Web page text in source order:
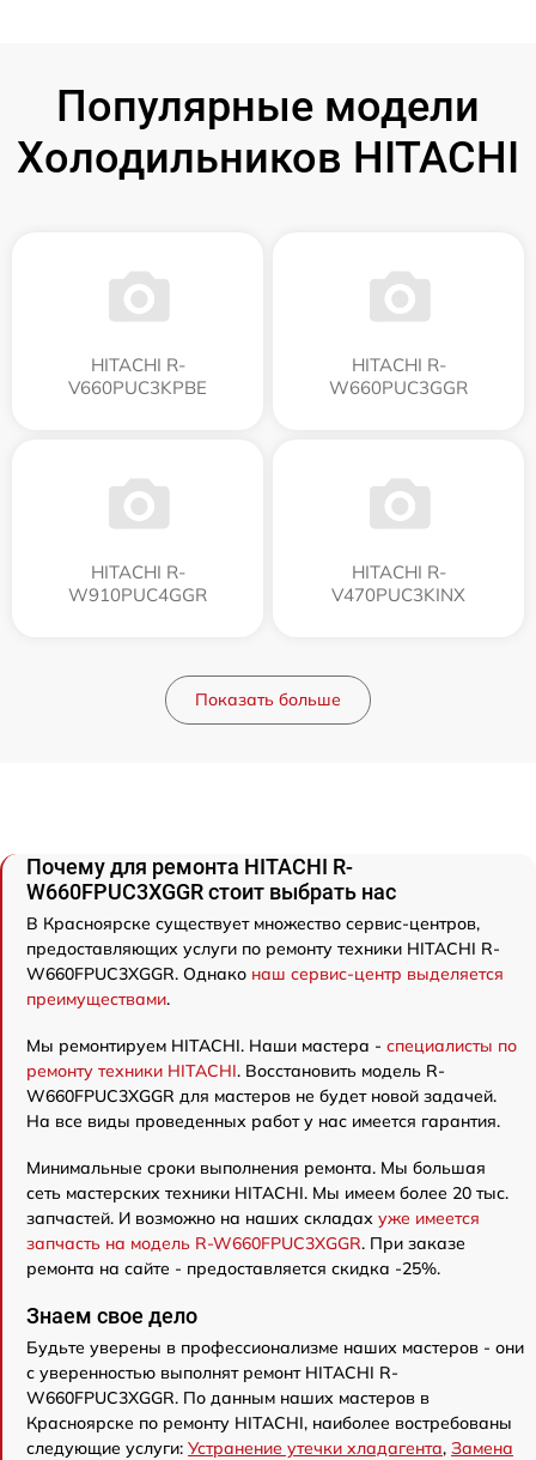
Популярные модели
Холодильников HITACHI
HITACHI R-
V660PUC3KPBE
HITACHI R-
W660PUC3GGR
HITACHI R-
W910PUC4GGR
HITACHI R-
V470PUC3KINX
Показать больше
Почему для ремонта HITACHI R-
W660FPUC3XGGR стоит выбрать нас
В Красноярске существует множество сервис-центров,
предоставляющих услуги по ремонту техники HITACHI R-
W660FPUC3XGGR. Однако наш сервис-центр выделяется
преимуществами.
Мы ремонтируем HITACHI. Наши мастера - специалисты по
ремонту техники HITACHI. Восстановить модель R-
W660FPUC3XGGR для мастеров не будет новой задачей.
На все виды проведенных работ у нас имеется гарантия.
Минимальные сроки выполнения ремонта. Мы большая
сеть мастерских техники HITACHI. Мы имеем более 20 тыс.
запчастей. И возможно на наших складах уже имеется
запчасть на модель R-W660FPUC3XGGR. При заказе
ремонта на сайте - предоставляется скидка -25%.
Знаем свое дело
Будьте уверены в профессионализме наших мастеров - они
с уверенностью выполнят ремонт HITACHI R-
W660FPUC3XGGR. По данным наших мастеров в
Красноярске по ремонту HITACHI, наиболее востребованы
следующие услуги: Устранение утечки хладагента, Замена